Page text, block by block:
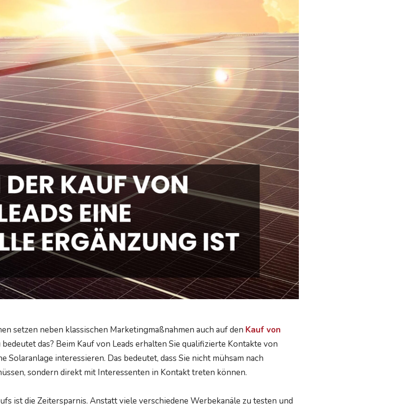
setzen neben klassischen Marketingmaßnahmen auch auf den Kauf von
bedeutet das? Beim Kauf von Leads erhalten Sie qualifizierte Kontakte von
Solaranlage interessieren. Das bedeutet, dass Sie nicht mühsam nach
sondern direkt mit Interessenten in Kontakt treten können.
ist die Zeitersparnis. Anstatt viele verschiedene Werbekanäle zu testen und